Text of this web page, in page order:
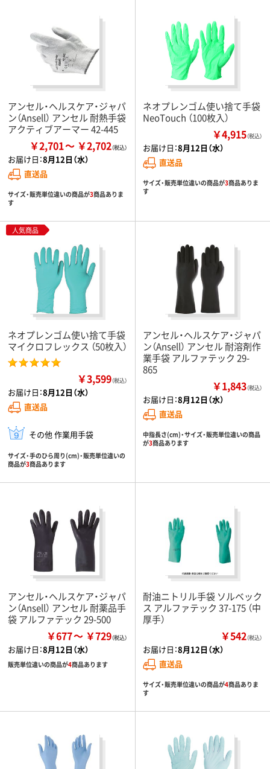
アンセル・ヘルスケア・ジャパ
ン（Ansell） アンセル 耐熱手袋
アクティブアーマー 42-445
￥2,701 ￥2,702
お届け日：8月12日（水）
直送品
サイズ・販売単位違いの商品が3商品ありま
す
ネオプレンゴム使い捨て手袋
NeoTouch （100枚入）
￥4,915（税込）
お届け日：8月12日（水）
直送品
サイズ・販売単位違いの商品が3商品ありま
す
人気商品
ネオプレンゴム使い捨て手袋
マイクロフレックス （50枚入）
￥3,599（税込）
お届け日：8月12日（水）
直送品
その他 作業用手袋
サイズ・手のひら周り(cm)・販売単位違いの
商品が3商品あります
アンセル・ヘルスケア・ジャパ
ン（Ansell） アンセル 耐溶剤作
業手袋 アルファテック 29-
865
￥1,843（税込）
お届け日：8月12日（水）
直送品
中指長さ(cm)・サイズ・販売単位違いの商品
が3商品あります
アンセル・ヘルスケア・ジャパ
ン（Ansell） アンセル 耐薬品手
袋 アルファテック 29-500
￥677 ￥729
お届け日：8月12日（水）
販売単位違いの商品が4商品あります
耐油ニトリル手袋 ソルベック
ス アルファテック 37-175 （中
厚手）
￥542（税込）
お届け日：8月12日（水）
直送品
サイズ・販売単位違いの商品が4商品ありま
す